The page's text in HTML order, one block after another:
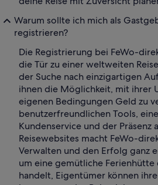
Warum sollte ich mich als
registrieren?
Die Registrierung bei FeWo-
die Tür zu einer weltweiten
der Suche nach einzigartigen
ihnen die Möglichkeit, mit ihrer
eigenen Bedingungen Geld zu
benutzerfreundlichen Tools,
Kundenservice und der
Reisewebsites macht FeWo-
Verwalten und den Erfolg ganz
um eine gemütliche Ferienhütte
handelt, Eigentümer können